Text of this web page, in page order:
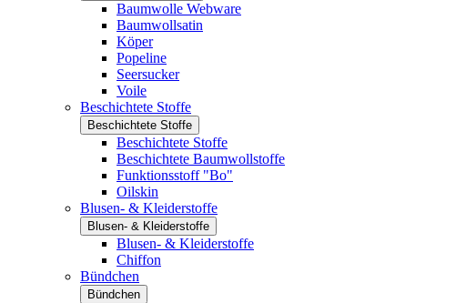
Baumwolle Webware
Baumwollsatin
Köper
Popeline
Seersucker
Voile
Beschichtete Stoffe
Beschichtete Stoffe
Beschichtete Stoffe
Beschichtete Baumwollstoffe
Funktionsstoff "Bo"
Oilskin
Blusen- & Kleiderstoffe
Blusen- & Kleiderstoffe
Blusen- & Kleiderstoffe
Chiffon
Bündchen
Bündchen